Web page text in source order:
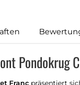
Pondokrug
Franc präsentiert